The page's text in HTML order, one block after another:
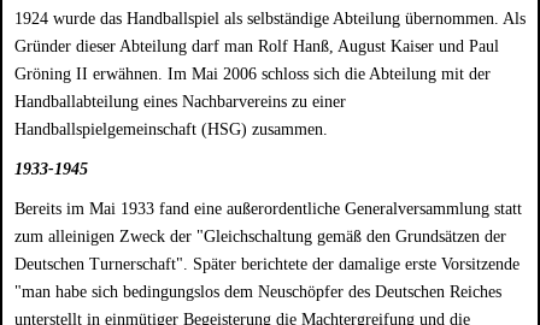
1924 wurde das Handballspiel als selbständige Abteilung übernommen. Als
Gründer dieser Abteilung darf man Rolf Hanß, August Kaiser und Paul
Gröning II erwähnen. Im Mai 2006 schloss sich die Abteilung mit der
Handballabteilung eines Nachbarvereins zu einer
Handballspielgemeinschaft (HSG) zusammen.
1933-1945
Bereits im Mai 1933 fand eine außerordentliche Generalversammlung statt
zum alleinigen Zweck der "Gleichschaltung gemäß den Grundsätzen der
Deutschen Turnerschaft". Später berichtete der damalige erste Vorsitzende
"man habe sich bedingungslos dem Neuschöpfer des Deutschen Reiches
unterstellt in einmütiger Begeisterung die Machtergreifung und die